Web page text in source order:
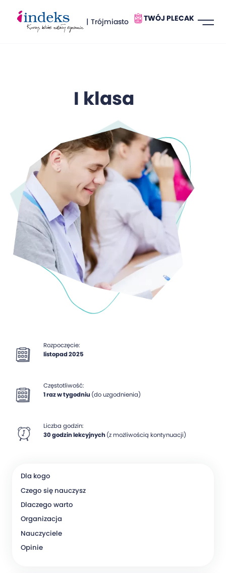
| Trójmiasto TWÓJ PLECAK
I klasa
Rozpoczęcie:
listopad 2025
Częstotliwość:
1 raz w tygodniu(do uzgodnienia)
Liczba godzin:
30 godzin lekcyjnych(z możliwością kontynuacji)
Dla kogo
Czego się nauczysz
Dlaczego warto
Organizacja
Nauczyciele
Opinie